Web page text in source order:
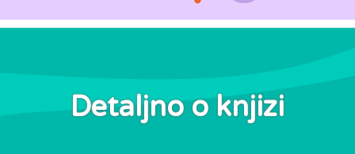
Detaljno o knjizi